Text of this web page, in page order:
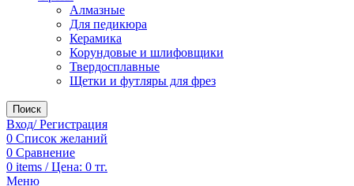
Алмазные
Для педикюра
Керамика
Корундовые и шлифовщики
Твердосплавные
Щетки и футляры для фрез
Поиск
Вход/ Регистрация
0 Список желаний
0 Сравнение
0 items / Цена: 0 тг.
Меню